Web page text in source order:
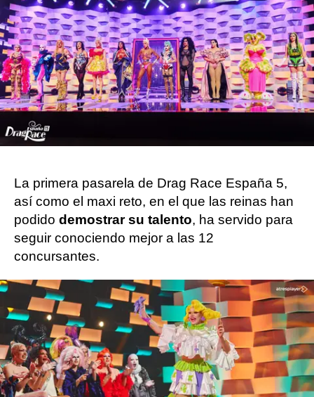
Sara Ruiz
Publicado:28 de septiembre de 2025, 21:28
Whatsapp
La primera pasarela de Drag Race España 5,
así como el maxi reto, en el que las reinas han
podido demostrar su talento, ha servido para
seguir conociendo mejor a las 12
concursantes.
La categoría ha sido“Mis dos caras”y en ella
las reinas han aprovechado para mostrarnos
una parte más vulnerable de ellas mismas y
cómo han resurgido para convertirse en las
estrellas que son ahora.